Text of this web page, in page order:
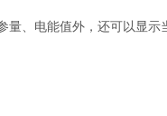
、电能值外，还可以显示